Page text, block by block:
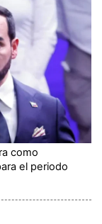
como
el periodo